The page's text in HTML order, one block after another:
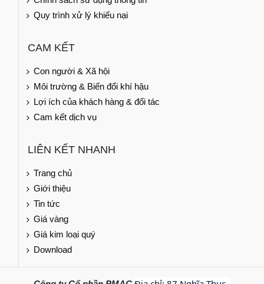
Quy trình xử lý khiếu nại
CAM KẾT
Con người & Xã hội
Môi trường & Biến đổi khí hậu
Lợi ích của khách hàng & đối tác
Cam kết dịch vụ
LIÊN KẾT NHANH
Trang chủ
Giới thiệu
Tin tức
Giá vàng
Giá kim loại quý
Download